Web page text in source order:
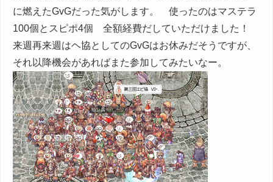
に燃えたGvGだった気がします。 使ったのはマステラ
100個とスピポ4個 全額経費だしていただけました！
来週再来週はヘ協としてのGvGはお休みだそうですが、
それ以降機会があればまた参加してみたいなー。